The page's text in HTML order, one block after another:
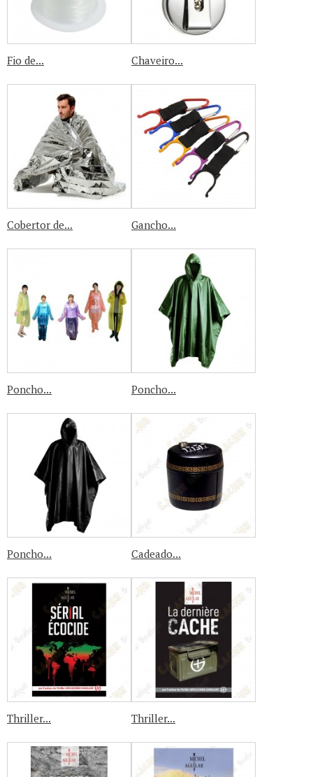
Fio de... Chaveiro...
Cobertor de... Gancho...
Poncho... Poncho...
Poncho... Cadeado...
Thriller... Thriller...